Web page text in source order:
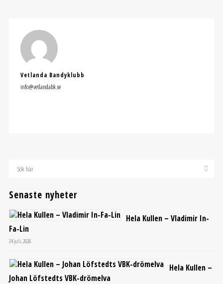
Vetlanda Bandyklubb
info@vetlandabk.se
Senaste nyheter
Hela Kullen – Vladimir In-
Fa-Lin
24 juli, 2026
Hela Kullen –
Johan Löfstedts VBK-drömelva